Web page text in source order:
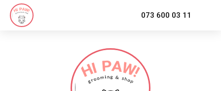
073 600 03 11